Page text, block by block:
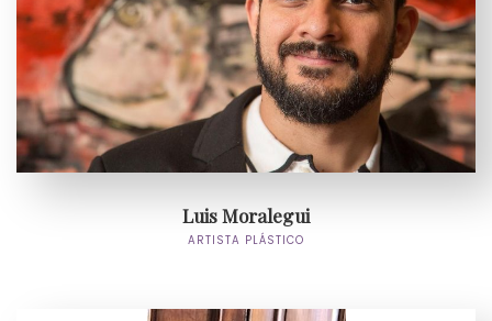
Luis Moralegui
ARTISTA PLÁSTICO